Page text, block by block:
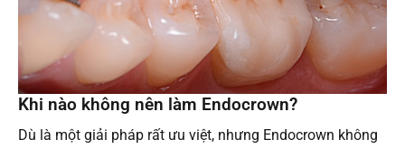
Khi nào không nên làm Endocrown?
Dù là một giải pháp rất ưu việt, nhưng Endocrown không